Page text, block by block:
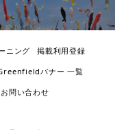
ニング
掲載利用登録
バナー 一覧
お問い合わせ